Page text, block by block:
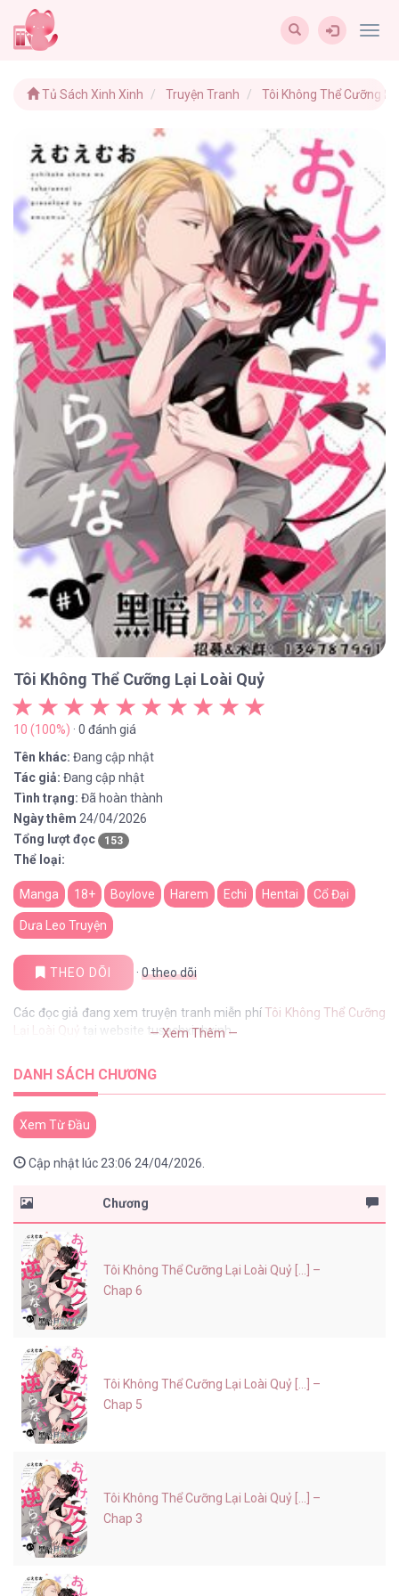
Tủ Sách Xinh Xinh Truyện Tranh Tôi Không Thể Cưỡng
Tôi Không Thể Cưỡng Lại Loài Quỷ
10 (100%) · 0 đánh giá
Tên khác: Đang cập nhật
Tác giả: Đang cập nhật
Tình trạng: Đã hoàn thành
Ngày thêm 24/04/2026
Tổng lượt đọc
153
Thể loại:
Manga 18+ Boylove Harem Echi Hentai Cổ Đại
Dưa Leo Truyện
THEO DÕI · 0theo dõi
Các đọc giả đang xem truyện tranh miễn phíTôi Không Thể Cưỡng
Lại Loài Quỷ
tại website tusachxinhxinh
— Xem Thêm —
DANH SÁCH CHƯƠNG
Xem Từ Đầu
Cập nhật lúc 23:06 24/04/2026.
Chương
Tôi Không Thể Cưỡng Lại Loài Quỷ [...] –
Chap 6
Tôi Không Thể Cưỡng Lại Loài Quỷ [...] –
Chap 5
Tôi Không Thể Cưỡng Lại Loài Quỷ [...] –
Chap 3